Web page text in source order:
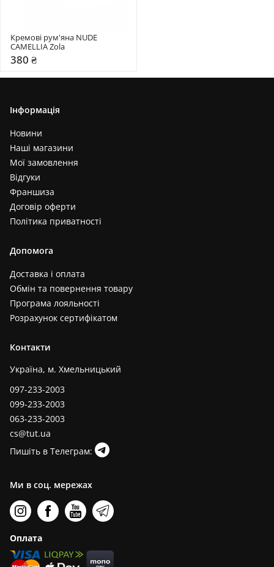
Кремові рум'яна NUDE
CAMELLIA Zola
380 ₴
Інформація
Новини
Наші магазини
Мої замовлення
Відгуки
Франшиза
Договір оферти
Політика приватності
Допомога
Доставка і оплата
Обмін та повернення товару
Програма лояльності
Розрахунок сертифікатом
Контакти
Україна, м. Хмельницький
097-233-2003
099-233-2003
063-233-2003
cs@tut.ua
Пишіть в Телеграм:
Ми в соц. мережах
Оплата